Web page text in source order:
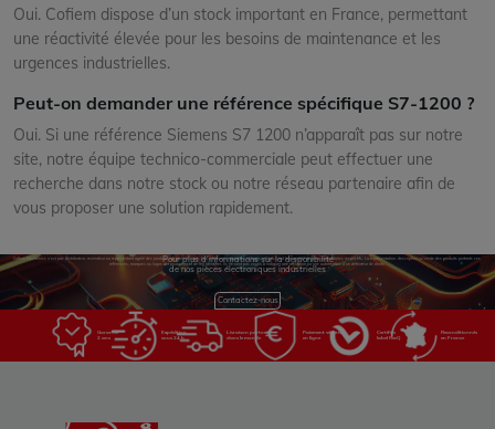
Oui. Cofiem dispose d’un stock important en France, permettant
une réactivité élevée pour les besoins de maintenance et les
urgences industrielles.
Peut-on demander une référence spécifique S7-1200 ?
Oui. Si une référence Siemens S7 1200 n’apparaît pas sur notre
site, notre équipe technico-commerciale peut effectuer une
recherche dans notre stock ou notre réseau partenaire afin de
vous proposer une solution rapidement.
Cofiem Electronics n'est pas distributeur, revendeur ou représentant agréé des produits sur son site web. Les références, marques et logos utilisés sont la propriété de leurs propriétaires respectifs. La représentation, description ou vente des produits portants ces
références, marques ou logos ont pour objectif de les identifier. Ils ne sont pas voués à indiquer une affiliation ou une autorisation d'un détenteur de droits.
Pour plus d'informations sur la disponibilité
de nos pièces électroniques industrielles
Contactez-nous
Garantie
2 ans
Expédition
sous 24 h
Livraison partout
dans le monde
Paiement sécurisé
en ligne
Certifiés
label RecQ
Reconditionnés
en France